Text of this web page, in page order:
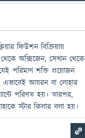
ফিউশন বিক্রিয়ায়
অক্সিজেন, সেখান থেকে
পরিমাণ শক্তি প্রয়োজন
এভাবেই আয়রন বা লোহার
পরিণত হয়। তারপর,
স্টার কিলার বলা হয়।